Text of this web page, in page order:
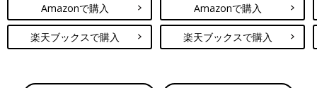
Amazonで購入
楽天ブックスで購入
Amazonで購入
楽天ブックスで購入